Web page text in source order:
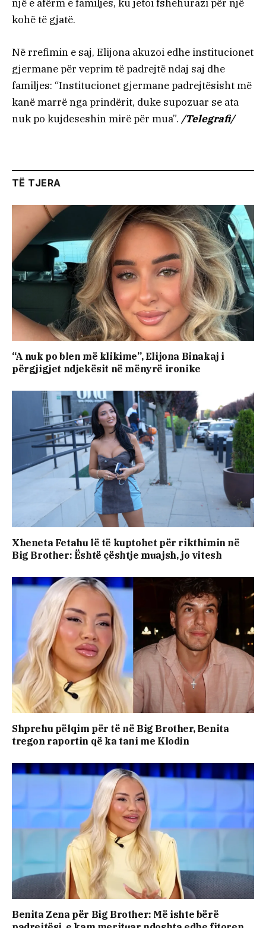
një e afërm e familjes, ku jetoi fshehurazi për një
kohë të gjatë.
Në rrefimin e saj, Elijona akuzoi edhe institucionet
gjermane për veprim të padrejtë ndaj saj dhe
familjes: “Institucionet gjermane padrejtësisht më
kanë marrë nga prindërit, duke supozuar se ata
nuk po kujdeseshin mirë për mua”. /Telegrafi/
TË TJERA
“A nuk po blen më klikime”, Elijona Binakaj i
përgjigjet ndjekësit në mënyrë ironike
Xheneta Fetahu lë të kuptohet për rikthimin në
Big Brother: Është çështje muajsh, jo vitesh
Shprehu pëlqim për të në Big Brother, Benita
tregon raportin që ka tani me Klodin
Benita Zena për Big Brother: Më ishte bërë